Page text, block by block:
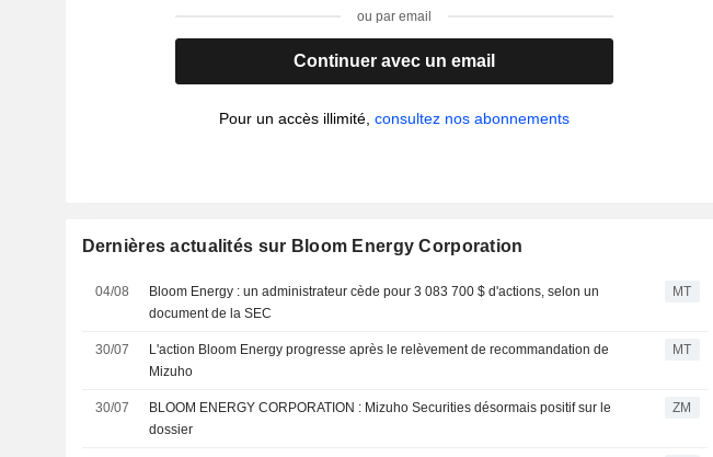
ou par email
Continuer avec un email
Pour un accès illimité,consultez nos abonnements
Dernières actualités sur Bloom Energy Corporation
04/08
Bloom Energy : un administrateur cède pour 3 083 700 $ d'actions, selon un
document de la SEC
MT
30/07
L'action Bloom Energy progresse après le relèvement de recommandation de
Mizuho
MT
30/07
BLOOM ENERGY CORPORATION : Mizuho Securities désormais positif sur le
dossier
ZM